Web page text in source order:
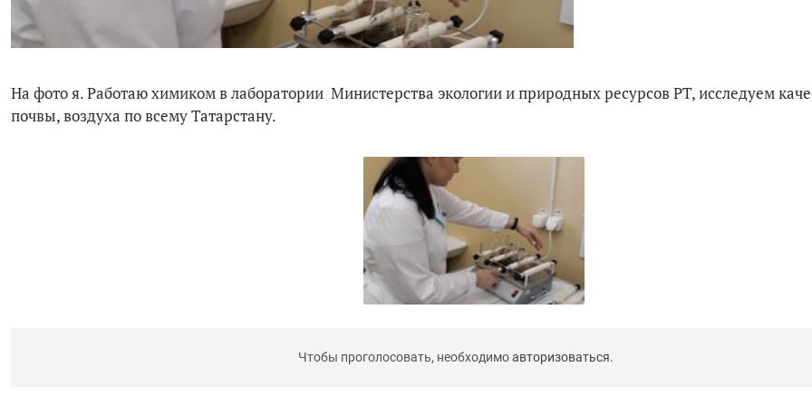
На фото я. Работаю химиком в лаборатории Министерства экологии и природных ресурсов РТ, исследуем
почвы, воздуха по всему Татарстану.
Чтобы проголосовать, необходимоавторизоваться.